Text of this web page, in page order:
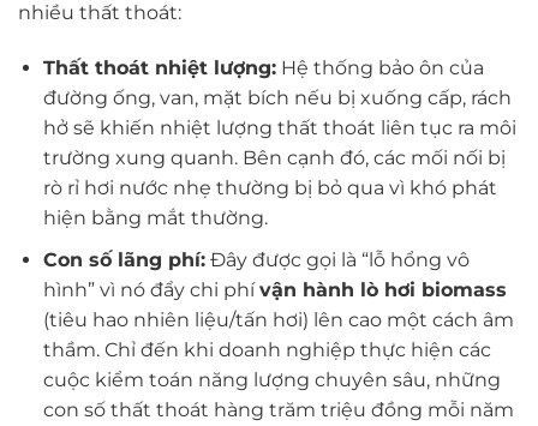
nhiều thất thoát:
Thất thoát nhiệt lượng:Hệ thống bảo ôn của
đường ống, van, mặt bích nếu bị xuống cấp, rách
hở sẽ khiến nhiệt lượng thất thoát liên tục ra môi
trường xung quanh. Bên cạnh đó, các mối nối bị
rò rỉ hơi nước nhẹ thường bị bỏ qua vì khó phát
hiện bằng mắt thường.
Con số lãng phí:Đây được gọi là “lỗ hổng vô
hình” vì nó đẩy chi phívận hành lò hơi biomass
(tiêu hao nhiên liệu/tấn hơi) lên cao một cách âm
thầm. Chỉ đến khi doanh nghiệp thực hiện các
cuộc kiểm toán năng lượng chuyên sâu, những
con số thất thoát hàng trăm triệu đồng mỗi năm